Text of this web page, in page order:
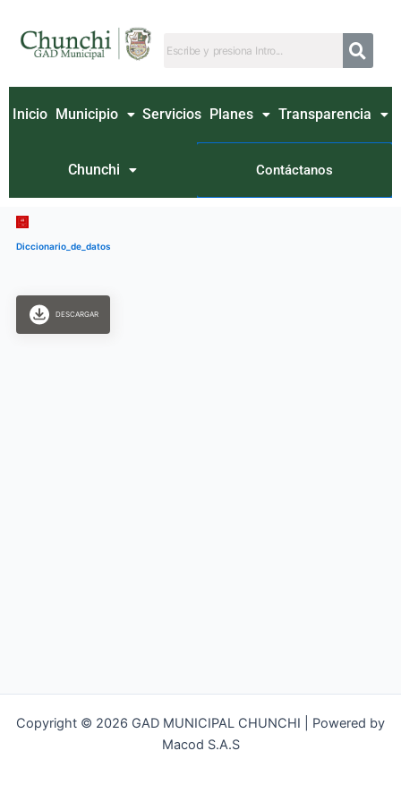
contenido
Inicio Municipio Servicios Planes Transparencia
Chunchi Contáctanos
Diccionario_de_datos
DESCARGAR
Copyright © 2026 GAD MUNICIPAL CHUNCHI | Powered by
Macod S.A.S